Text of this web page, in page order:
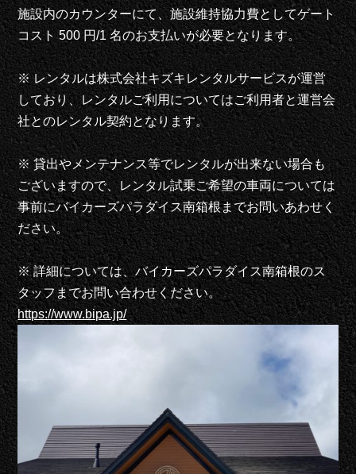
施設内のカウンターにて、施設維持協力費としてゲート
コスト 500 円/1 名のお支払いが必要となります。
※レンタルは株式会社キズキレンタルサービスが運営
しており、レンタルご利用についてはご利用者と運営会
社とのレンタル契約となります。
※ 貸出やメンテナンス等でレンタルが出来ない場合も
ございますので、レンタル試乗ご希望の車両については
事前にバイカーズパラダイス南箱根までお問いあわせく
ださい。
※ 詳細については、バイカーズパラダイス南箱根のス
タッフまでお問い合わせください。
https://www.bipa.jp/